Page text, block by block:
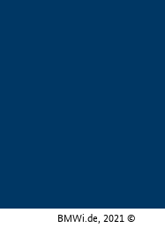
BMWi.de, 2021 ©